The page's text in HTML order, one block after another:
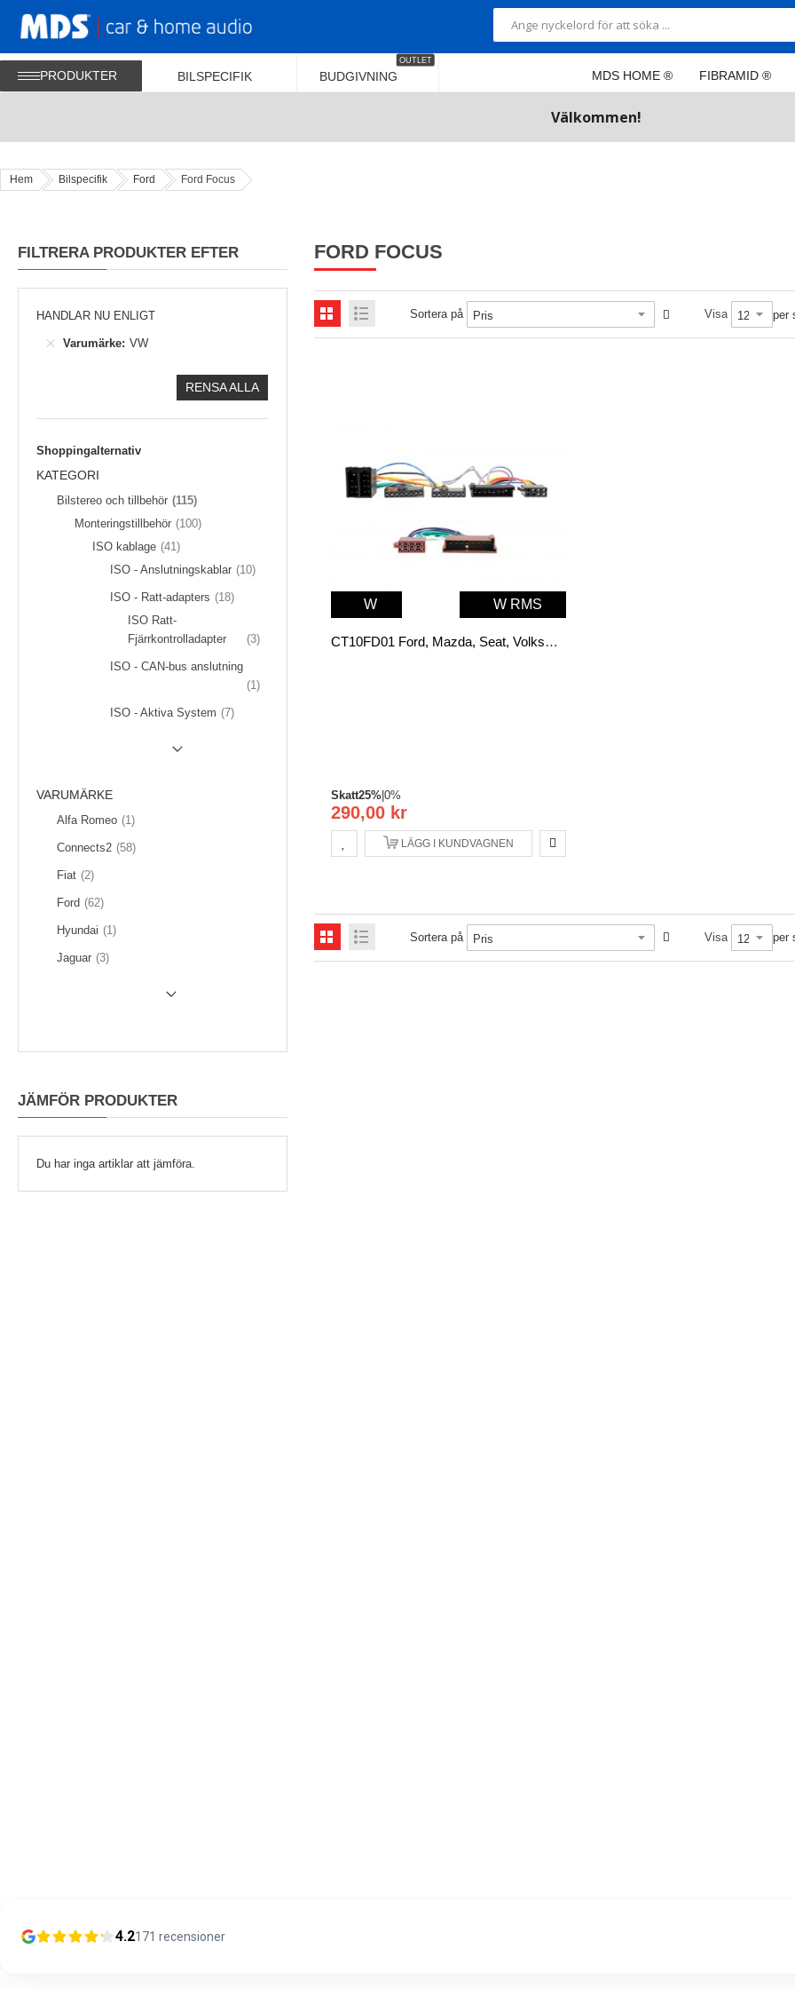
PRODUKTER BILSPECIFIK BUDGIVNING
OUTLET
MDS HOME ® FIBRAMID ®
Välkommen!
Hem Bilspecifik Ford Ford Focus
FORD FOCUS
Sortera på Visa per
W RMS
W
CT10FD01 Ford, Mazda, Seat, Volkswagen Bil Specifika ISO T - Kablage
290,00 kr
Skatt25%|0%
LÄGG I KUNDVAGNEN
Sortera på Visa per
FILTRERA PRODUKTER EFTER
HANDLAR NU ENLIGT
Varumärke VW
RENSA ALLA
Shoppingalternativ
KATEGORI
Bilstereo och tillbehör 115
föremål
Monteringstillbehör
100
föremål
ISO kablage 41
föremål
ISO - Anslutningskablar
10
föremål
ISO - Ratt-adapters 18
föremål
ISO Ratt-
Fjärrkontrolladapter
3
föremål
ISO - CAN-bus anslutning
1
Artikel
ISO - Aktiva System 7
föremål
VARUMÄRKE
Alfa Romeo 1
Artikel
Connects2 58
föremål
Fiat 2
föremål
Ford 62
föremål
Hyundai 1
Artikel
Jaguar 3
föremål
JÄMFÖR PRODUKTER
Du har inga artiklar att jämföra.
4.2171 recensioner